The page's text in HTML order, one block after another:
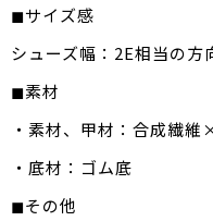
◼サイズ感
シューズ幅：2E相当の方
◼素材
・素材、甲材：合成繊
・底材：ゴム底
◼その他